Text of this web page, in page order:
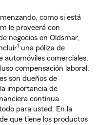
como si está
le proveerá con
negocios en Oldsmar,
1 una póliza de
automóviles comerciales,
compensación laboral.
son dueños de
importancia de
continua.
para usted. En la
que tiene los productos